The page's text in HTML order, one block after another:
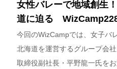
女性バレーで地域創生
道に迫る
今回のWizCampでは、女子バ
北海道を運営するグループ会
取締役副社長・平野龍一氏を